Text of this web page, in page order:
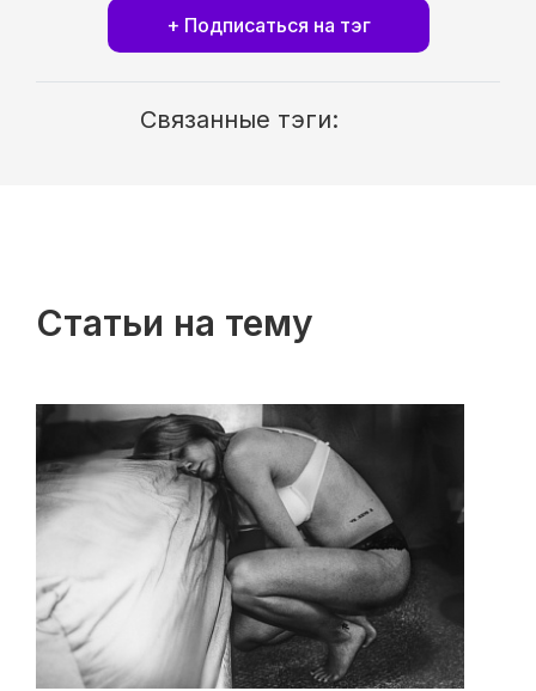
+ Подписаться на тэг
Связанные тэги:
Статьи на тему